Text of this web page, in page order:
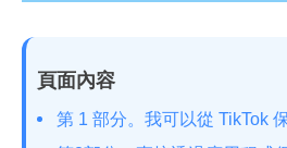
頁面內容
第 1 部分。我可以從 TikTok